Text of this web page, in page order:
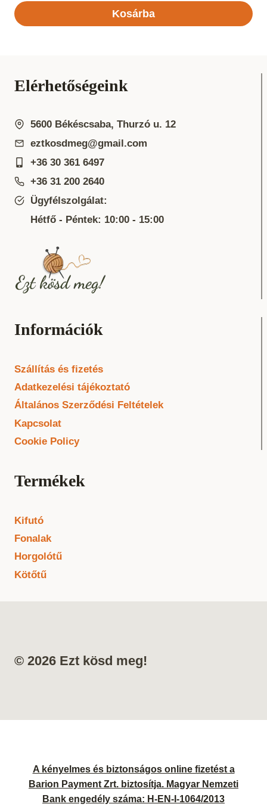
Kosárba
Elérhetőségeink
5600 Békéscsaba, Thurzó u. 12
eztkosdmeg@gmail.com
+36 30 361 6497
+36 31 200 2640
Ügyfélszolgálat:
Hétfő - Péntek: 10:00 - 15:00
Információk
Szállítás és fizetés
Adatkezelési tájékoztató
Általános Szerződési Feltételek
Kapcsolat
Cookie Policy
Termékek
Kifutó
Fonalak
Horgolótű
Kötőtű
© 2026 Ezt kösd meg!
A kényelmes és biztonságos online fizetést a
Barion Payment Zrt. biztosítja. Magyar Nemzeti
Bank engedély száma: H-EN-I-1064/2013